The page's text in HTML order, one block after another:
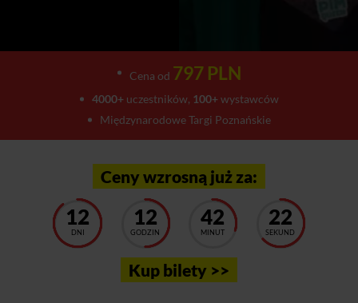
Cena od 797 PLN
4000+uczestników, 100+wystawców
Międzynarodowe Targi Poznańskie
Ceny wzrosną już za:
12
DNI
12
GODZIN
42
MINUT
20
SEKUND
Kup bilety >>